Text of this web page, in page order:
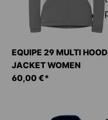
EQUIPE 29 MULTI HOOD
JACKET WOMEN
60,00 €*